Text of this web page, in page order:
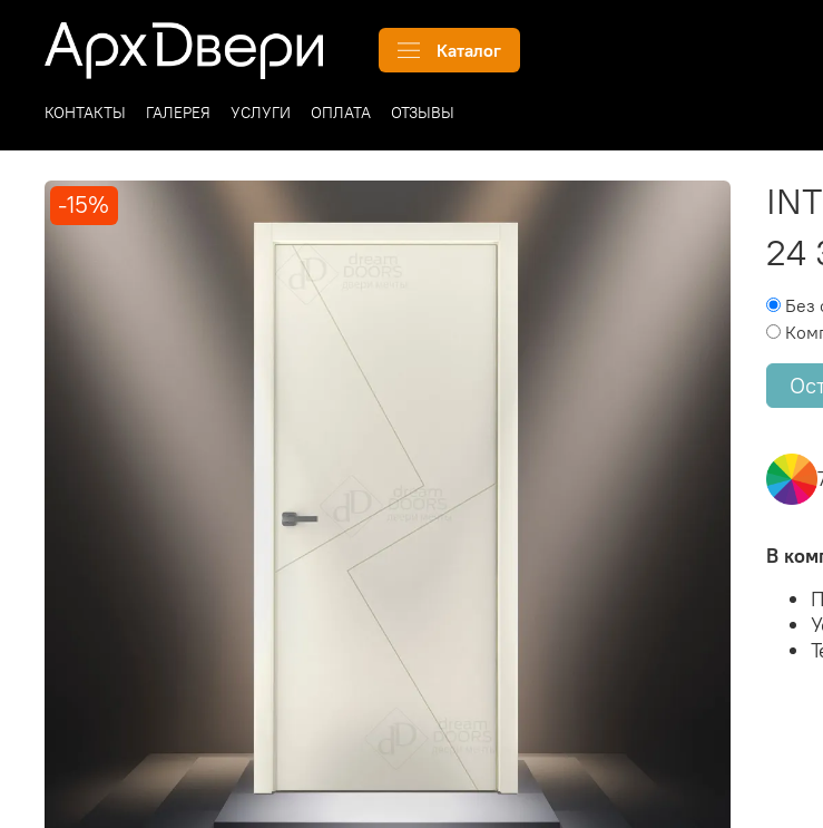
Каталог
КОНТАКТЫ ГАЛЕРЕЯ УСЛУГИ ОПЛАТА ОТЗЫВЫ
-15%
24
Без
В